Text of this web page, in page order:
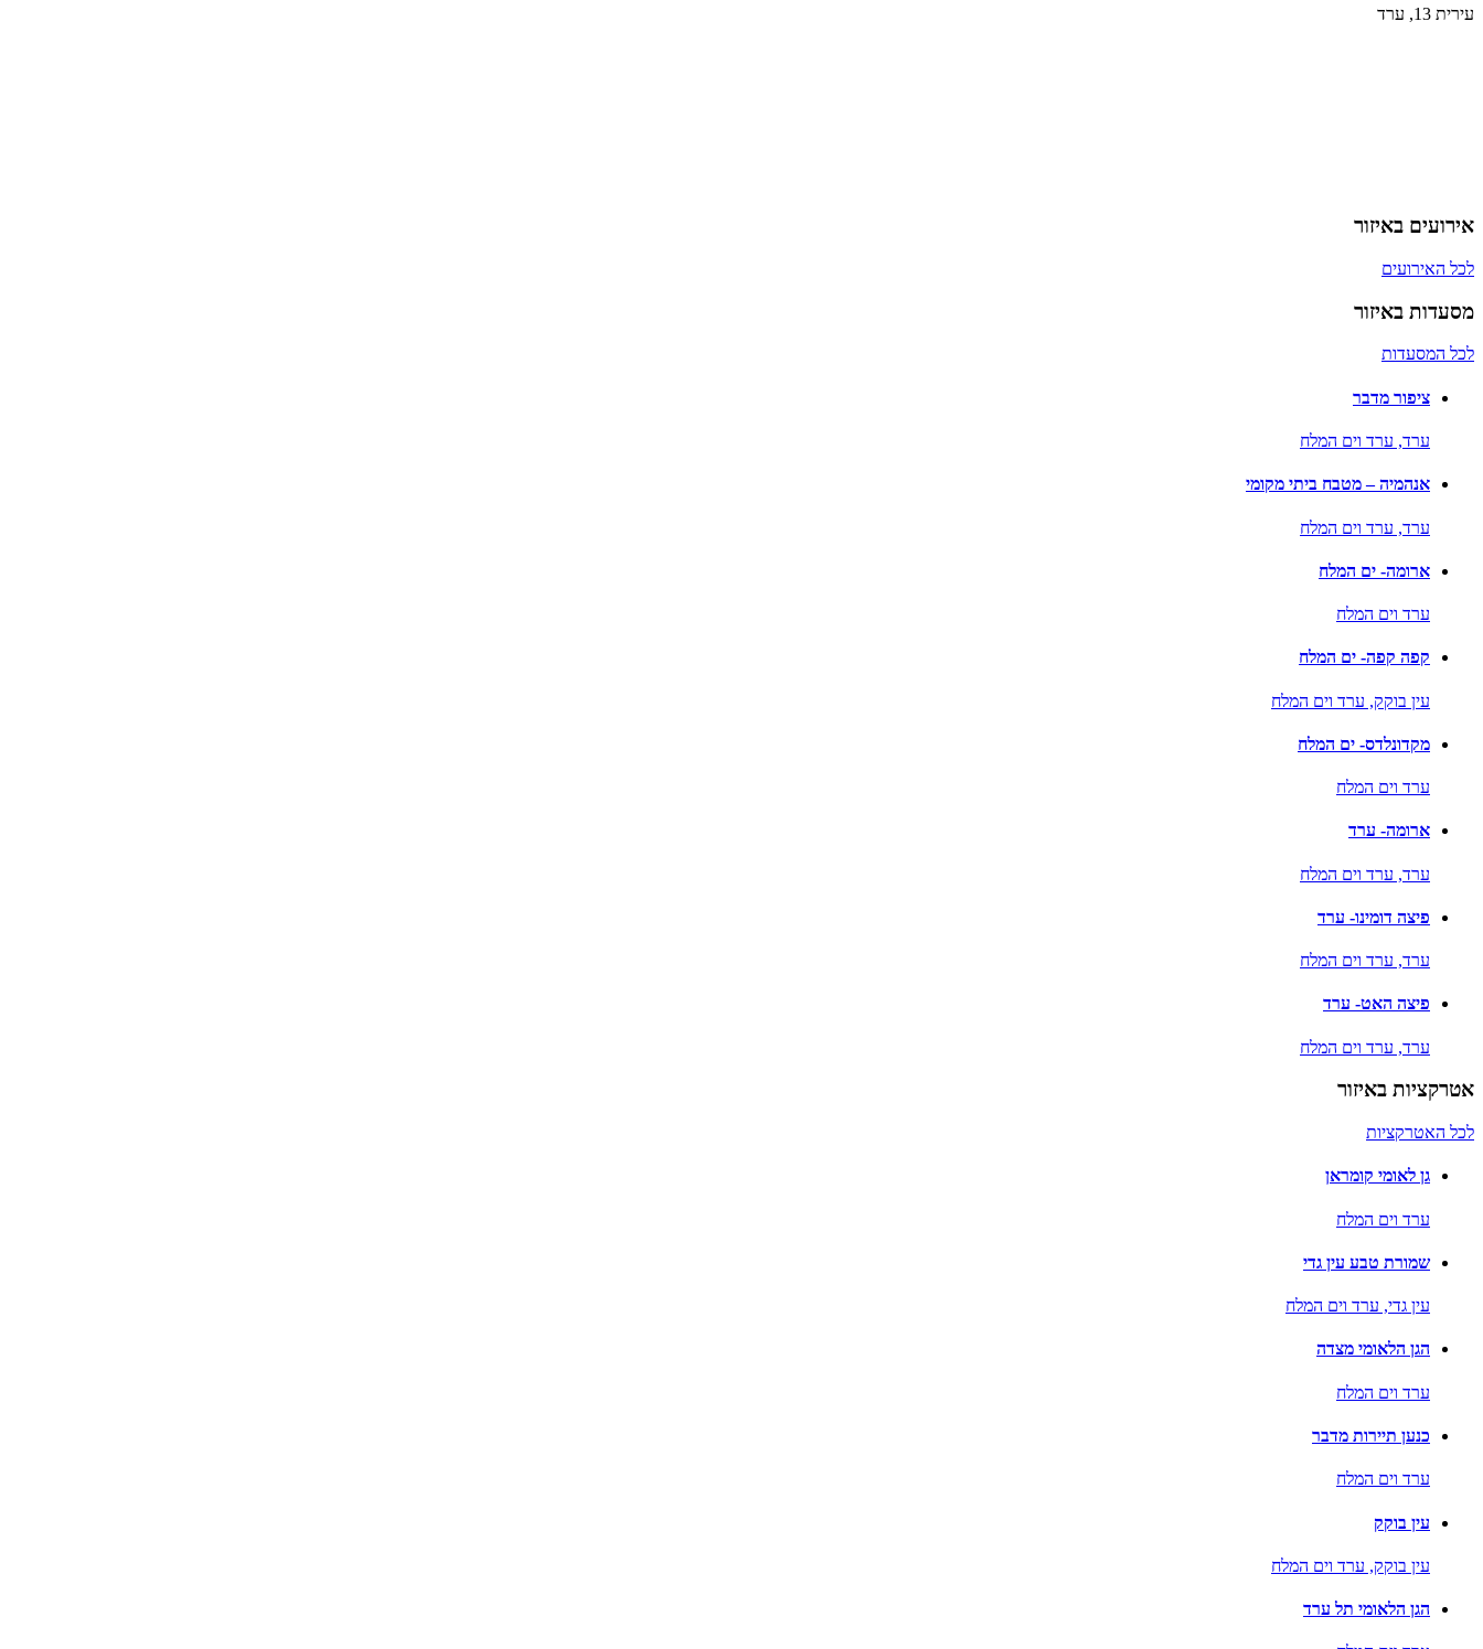
עירית 13, ערד
אירועים באיזור
לכל האירועים
מסעדות באיזור
לכל המסעדות
ציפור מדבר
ערד, ערד וים המלח
אנהמיה – מטבח ביתי מקומי
ערד, ערד וים המלח
ארומה- ים המלח
ערד וים המלח
קפה קפה- ים המלח
עין בוקק, ערד וים המלח
מקדונלדס- ים המלח
ערד וים המלח
ארומה- ערד
ערד, ערד וים המלח
פיצה דומינו- ערד
ערד, ערד וים המלח
פיצה האט- ערד
ערד, ערד וים המלח
אטרקציות באיזור
לכל האטרקציות
גן לאומי קומראן
ערד וים המלח
שמורת טבע עין גדי
עין גדי, ערד וים המלח
הגן הלאומי מצדה
ערד וים המלח
כנען תיירות מדבר
ערד וים המלח
עין בוקק
עין בוקק, ערד וים המלח
הגן הלאומי תל ערד